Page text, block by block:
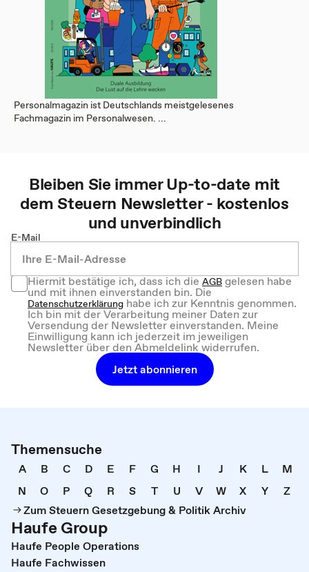
Personalmagazin ist Deutschlands meistgelesenes
Fachmagazin im Personalwesen. ...
Bleiben Sie immer Up-to-date mit
demSteuern Newsletter - kostenlos
und unverbindlich
E-Mail
Hiermit bestätige ich, dass ich dieAGBgelesen habe
und mit ihnen einverstanden bin. Die
Datenschutzerklärung habe ich zur Kenntnis genommen.
Ich bin mit der Verarbeitung meiner Daten zur
Versendung der Newsletter einverstanden. Meine
Einwilligung kann ich jederzeit im jeweiligen
Newsletter über den Abmeldelink widerrufen.
Jetzt abonnieren
Themensuche
A B C D E F G H I J K L
M
N
O P Q R S T U V W X Y
Z
Zum Steuern Gesetzgebung & Politik Archiv
Haufe Group
Haufe People Operations
Haufe Fachwissen